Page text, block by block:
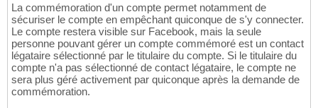
La commémoration d'un compte permet notamment de
sécuriser le compte en empêchant quiconque de s'y connecter.
Le compte restera visible sur Facebook, mais la seule
personne pouvant gérer un compte commémoré est un contact
légataire sélectionné par le titulaire du compte. Si le titulaire du
compte n'a pas sélectionné de contact légataire, le compte ne
sera plus géré activement par quiconque après la demande de
commémoration.